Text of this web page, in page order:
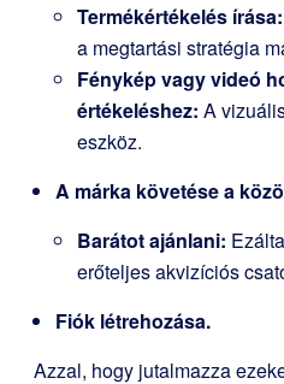
Termékértékelés írása:
a megtartási stratégia
Fénykép vagy videó
értékeléshez: A
eszköz.
A márka követése a
Barátot ajánlani:
erőteljes akvizíciós
Fiók létrehozása.
Azzal, hogy jutalmazza